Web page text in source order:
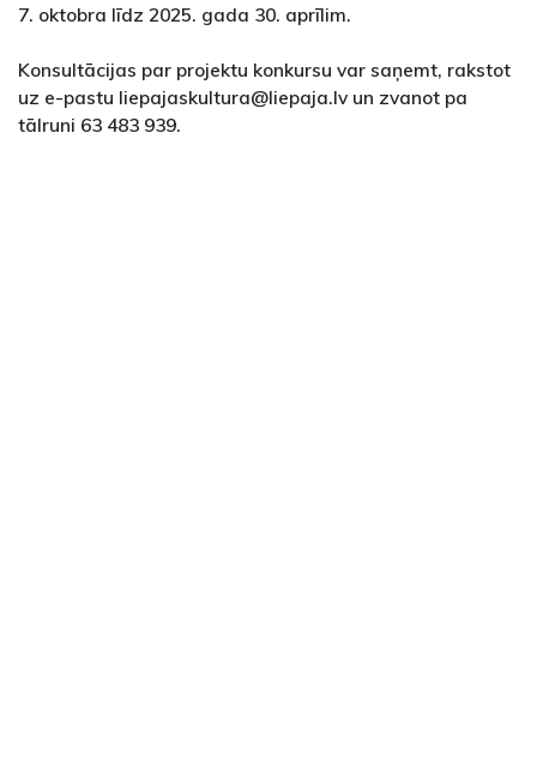
7. oktobra līdz 2025. gada 30. aprīlim.
Konsultācijas par projektu konkursu var saņemt, rakstot
uz e-pastu liepajaskultura@liepaja.lv un zvanot pa
tālruni 63 483 939.